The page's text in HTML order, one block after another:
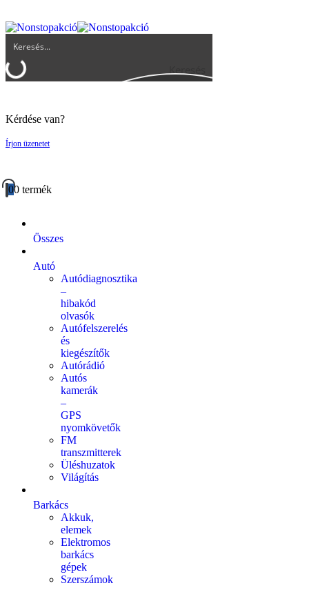
Keresés
Kérdése van?
Írjon üzenetet
00 termék
Összes
Autó
Autódiagnosztika
–
hibakód
olvasók
Autófelszerelés
és
kiegészítők
Autórádió
Autós
kamerák
–
GPS
nyomkövetők
FM
transzmitterek
Üléshuzatok
Világítás
Barkács
Akkuk,
elemek
Elektromos
barkács
gépek
Szerszámok